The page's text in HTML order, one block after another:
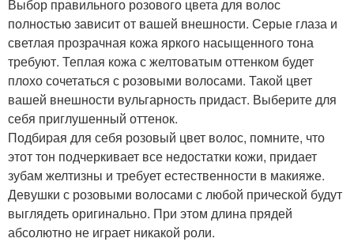
Выбор правильного розового цвета для волос
полностью зависит от вашей внешности. Серые глаза и
светлая прозрачная кожа яркого насыщенного тона
требуют. Теплая кожа с желтоватым оттенком будет
плохо сочетаться с розовыми волосами. Такой цвет
вашей внешности вульгарность придаст. Выберите для
себя приглушенный оттенок.
Подбирая для себя розовый цвет волос, помните, что
этот тон подчеркивает все недостатки кожи, придает
зубам желтизны и требует естественности в макияже.
Девушки с розовыми волосами с любой прической будут
выглядеть оригинально. При этом длина прядей
абсолютно не играет никакой роли.